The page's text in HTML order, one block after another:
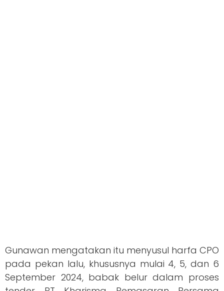
Gunawan mengatakan itu menyusul harfa CPO
pada pekan lalu, khususnya mulai 4, 5, dan 6
September 2024, babak belur dalam proses